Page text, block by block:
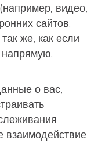
видео,
сайтов.
же, как если
о вас,
взаимодействие